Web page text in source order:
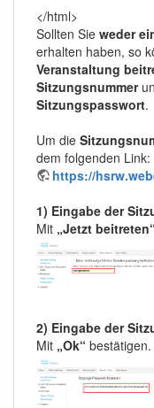
</html>
Sollten Sie weder
erhalten haben, so
Veranstaltung
Sitzungsnummer
Sitzungspasswort.
Um die
dem folgenden Link:
https://
1) Eingabe der
Mit „Jetzt beitreten“
2) Eingabe der
Mit „Ok“ bestätigen.